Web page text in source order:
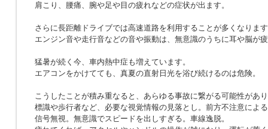
肩こり、腰痛、腕や足や目の疲れなどの症状が出ます。
さらに長距離ドライブでは高速道路を利用することが多くなりま
エンジン音や走行音などの音や振動は、無意識のうちに耳や脳が
猛暑が続く今、車内熱中症も増えています。
エアコンをかけてても、真夏の直射日光を浴び続けるのは危険。
こうしたことが積み重なると、あらゆる事故に繋がる可能性があ
標識や歩行者など、必要な視覚情報の見落とし。前方不注意によ
信号無視。無意識でスピードを出しすぎる。車線逸脱。